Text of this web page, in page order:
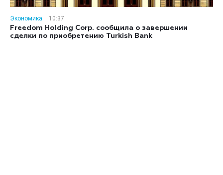
Экономика
10:37
Freedom Holding Corp. сообщила о завершении
сделки по приобретению Turkish Bank